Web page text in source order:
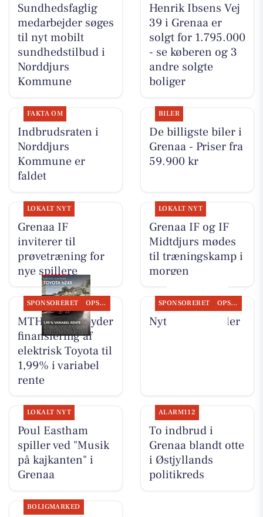
Sundhedsfaglig
medarbejder søges
til nyt mobilt
sundhedstilbud i
Norddjurs
Kommune
Henrik Ibsens Vej
39 i Grenaa er
solgt for 1.795.000
- se køberen og 3
andre solgte
boliger
FAKTA OM
Indbrudsraten i
Norddjurs
Kommune er
faldet
BILER
De billigste biler i
Grenaa - Priser fra
59.900 kr
LOKALT NYT
Grenaa IF
inviterer til
prøvetræning for
nye spillere
LOKALT NYT
Grenaa IF og IF
Midtdjurs mødes
til træningskamp i
morgen
SPONSORERET OPSLAGSTAVLEN
MTH Biler tilbyder
finansiering af
elektrisk Toyota til
1,99% i variabel
rente
SPONSORERET OPSLAGSTAVLEN
Nyt fra MTH Biler
LOKALT NYT
Poul Eastham
spiller ved "Musik
på kajkanten" i
Grenaa
ALARM112
To indbrud i
Grenaa blandt otte
i Østjyllands
politikreds
BOLIGMARKED